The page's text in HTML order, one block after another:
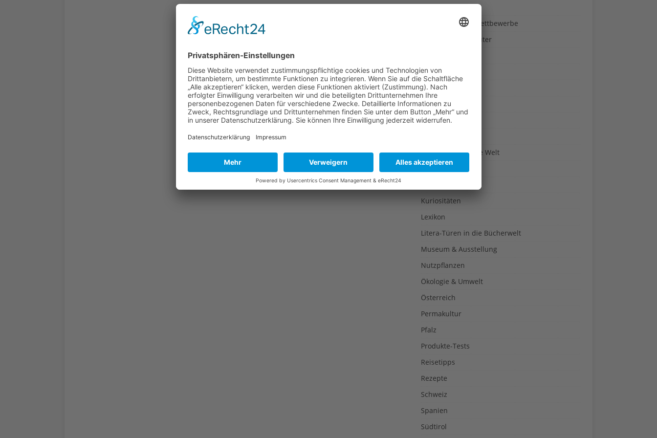
Gewinnspiele & Wettbewerbe
Gewürze und Kräuter
Hochwasser
Ideen-Reich
Italien
Japan
Kulinarisch um die Welt
Kultur
Kuriositäten
Lexikon
Litera-Türen in die Bücherwelt
Museum & Ausstellung
Nutzpflanzen
Ökologie & Umwelt
Österreich
Permakultur
Pfalz
Produkte-Tests
Reisetipps
Rezepte
Schweiz
Spanien
Südtirol